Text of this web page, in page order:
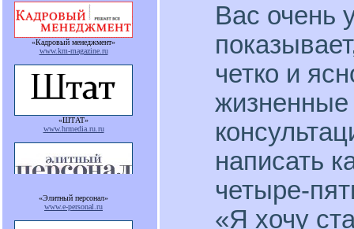
«Кадровый менеджмент»
www.km-magazine.ru
«ШТАТ»
www.hrmedia.ru.ru
«Элитный персонал»
www.e-personal.ru
Вас очень
четко и
написать
четыре-
«Я хочу